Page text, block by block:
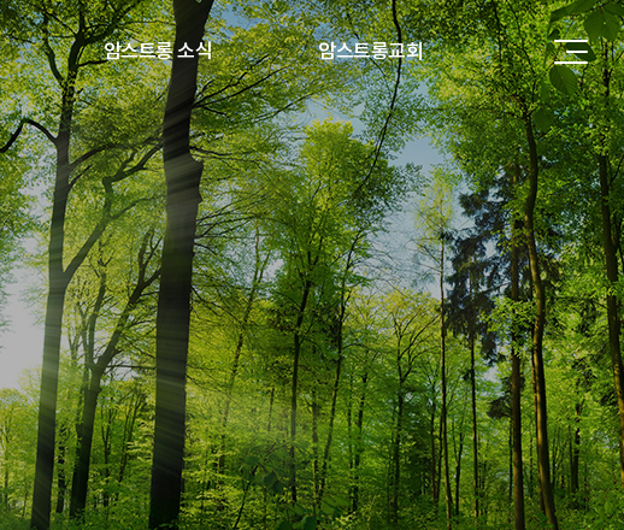
암스트롱 소식
입원 및 상담안내
암스트롱 이야기
암스트롱교회
원목소개
암스트롱교회 이야기